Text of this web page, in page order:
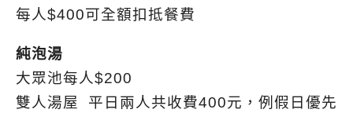
每人$400可全額扣抵餐費
純泡湯
大眾池每人$200
雙人湯屋 平日兩人共收費400元，例假日優先